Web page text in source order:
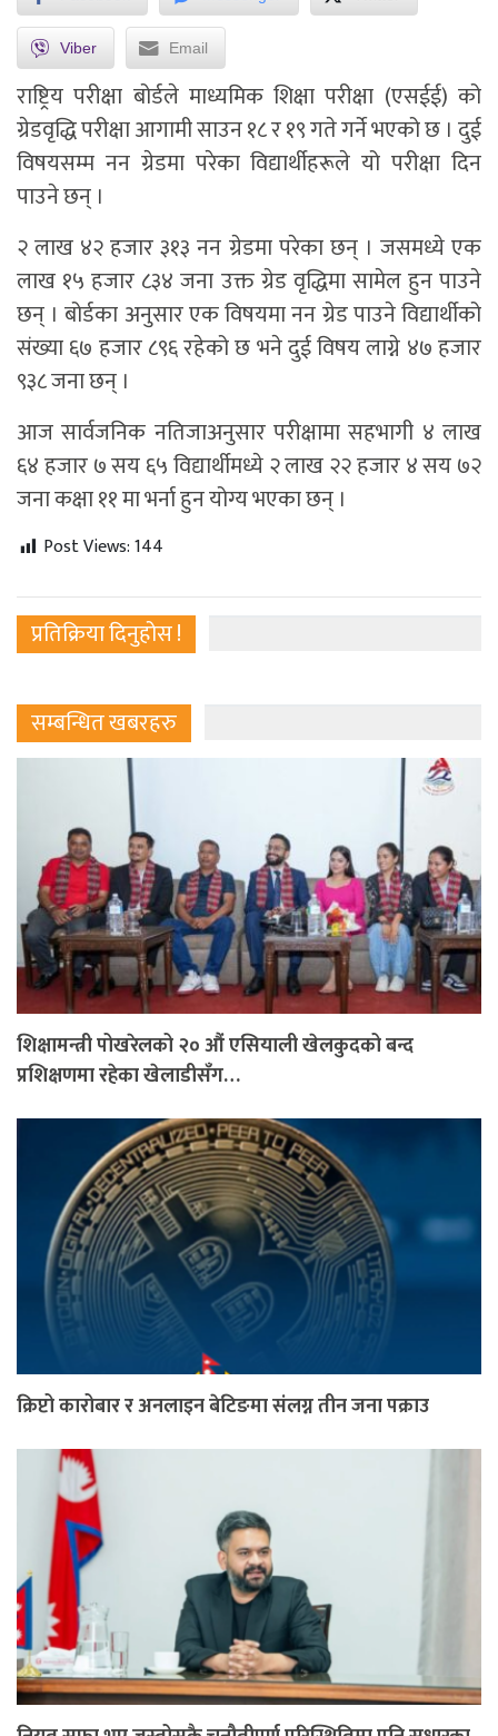
Viber Email
राष्ट्रिय परीक्षा बोर्डले माध्यमिक शिक्षा परीक्षा (एसईई) को
ग्रेडवृद्धि परीक्षा आगामी साउन १८ र १९ गते गर्ने भएको छ । दुई
विषयसम्म नन ग्रेडमा परेका विद्यार्थीहरूले यो परीक्षा दिन
पाउने छन् ।
२ लाख ४२ हजार ३१३ नन ग्रेडमा परेका छन् । जसमध्ये एक
लाख १५ हजार ८३४ जना उक्त ग्रेड वृद्धिमा सामेल हुन पाउने
छन् । बोर्डका अनुसार एक विषयमा नन ग्रेड पाउने विद्यार्थीको
संख्या ६७ हजार ८९६ रहेको छ भने दुई विषय लाग्ने ४७ हजार
९३८ जना छन् ।
आज सार्वजनिक नतिजाअनुसार परीक्षामा सहभागी ४ लाख
६४ हजार ७ सय ६५ विद्यार्थीमध्ये २ लाख २२ हजार ४ सय ७२
जना कक्षा ११ मा भर्ना हुन योग्य भएका छन् ।
Post Views:144
प्रतिक्रिया दिनुहोस !
सम्बन्धित खबरहरु
शिक्षामन्त्री पोखरेलको २० औं एसियाली खेलकुदको बन्द
प्रशिक्षणमा रहेका खेलाडीसँग…
क्रिप्टो कारोबार र अनलाइन बेटिङमा संलग्न तीन जना पक्राउ